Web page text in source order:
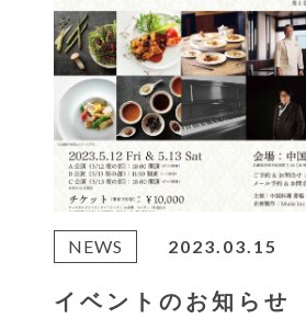
NEWS 2023.03.15
イベントのお知らせ